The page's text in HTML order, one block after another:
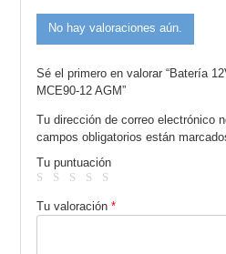
No hay valoraciones aún.
Sé el primero en valorar “Batería
MCE90-12 AGM”
Tu dirección de correo electrónico
campos obligatorios están
Tu puntuación
Tu valoración*